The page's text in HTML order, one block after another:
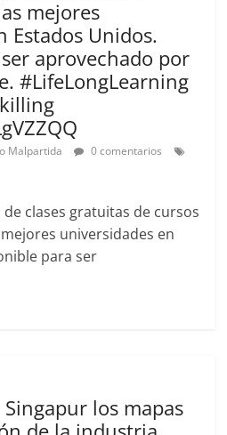
mejores
Estados Unidos.
aprovechado por
#LifeLongLearning
Malpartida
0 comentarios
clases gratuitas de cursos
universidades en
para ser
Singapur los mapas